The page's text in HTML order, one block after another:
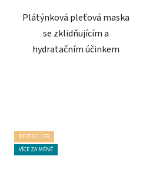
Plátýnková pleťová maska
se zklidňujícím a
hydratačním účinkem
BESTSELLER
VÍCE ZA MÉNĚ